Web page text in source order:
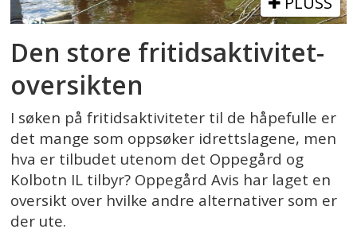
Den store fritidsaktivitet-
oversikten
I søken på fritidsaktiviteter til de håpefulle er
det mange som oppsøker idrettslagene, men
hva er tilbudet utenom det Oppegård og
Kolbotn IL tilbyr? Oppegård Avis har laget en
oversikt over hvilke andre alternativer som er
der ute.